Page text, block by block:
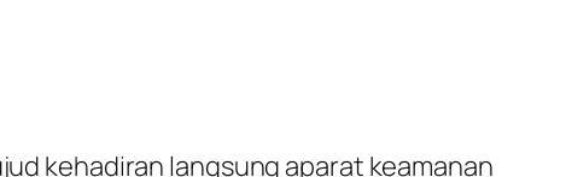
kehadiran langsung aparat keamanan